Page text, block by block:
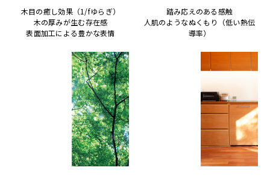
木目の癒し効果（1/fゆらぎ）
木の厚みが生む存在感
表面加工による豊かな表情
踏み応えのある感触
人肌のようなぬくもり（低い熱伝
導率）